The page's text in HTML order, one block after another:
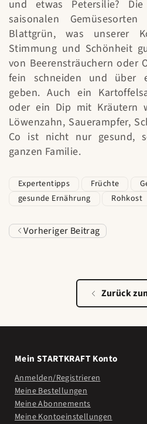
und etwas Petersilie?
saisonalen
Blattgrün, was unserer
Stimmung und Schönheit
von Beerensträuchern oder
fein schneiden und über
geben. Auch ein
oder ein Dip mit Kräutern
Löwenzahn, Sauerampfer,
Co ist nicht nur gesund,
ganzen Familie.
Expertentipps Früchte
gesunde Ernährung
Rohkost
Vorheriger Beitrag
Zurück
Mein STARTKRAFT Konto
Anmelden/Registrieren
Meine Bestellungen
Meine Abonnements
Meine Kontoeinstellungen